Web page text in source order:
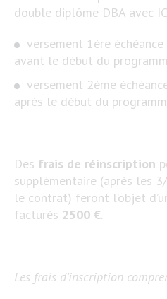
double diplôme DBA avec
versement 1ère échéance
avant le début du
versement 2ème
après le début du
Des frais de réinscription
supplémentaire (après les
le contrat) feront l’objet
facturés 2500 €.
Les frais d’inscription